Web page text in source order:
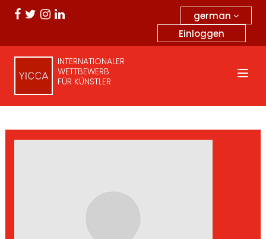
german
Einloggen
INTERNATIONALER
WETTBEWERB
FÜR KÜNSTLER